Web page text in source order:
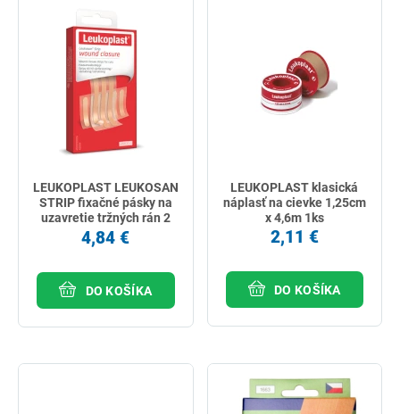
LEUKOPLAST LEUKOSAN
STRIP fixačné pásky na
uzavretie tržných rán 2
veľkosti 9ks
4,84 €
DO KOŠÍKA
LEUKOPLAST klasická
náplasť na cievke 1,25cm
x 4,6m 1ks
2,11 €
DO KOŠÍKA